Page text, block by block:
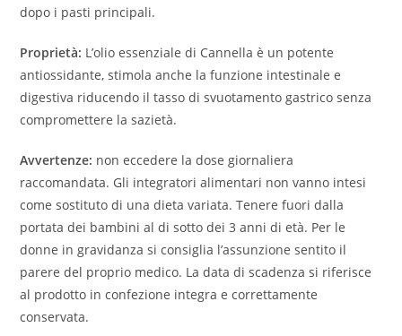
dopo i pasti principali.
Proprietà: L’olio essenziale di Cannella è un potente
antiossidante, stimola anche la funzione intestinale e
digestiva riducendo il tasso di svuotamento gastrico senza
compromettere la sazietà.
Avvertenze: non eccedere la dose giornaliera
raccomandata. Gli integratori alimentari non vanno intesi
come sostituto di una dieta variata. Tenere fuori dalla
portata dei bambini al di sotto dei 3 anni di età. Per le
donne in gravidanza si consiglia l’assunzione sentito il
parere del proprio medico. La data di scadenza si riferisce
al prodotto in confezione integra e correttamente
conservata.